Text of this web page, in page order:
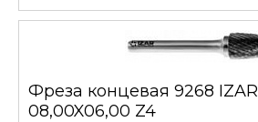
Фреза концевая 9268 IZAR
08,00X06,00 Z4